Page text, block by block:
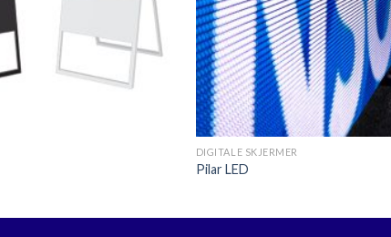
+
DIGITALE SKJERMER
Pilar LED